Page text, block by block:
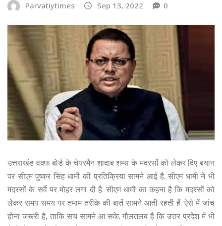
Parvatiytimes Sep 13, 2022 0
उत्तराखंड वक्फ बोर्ड के चेयरमैन शादाब शम्स के मदरसों को लेकर दिए बयान
पर सीएम पुष्कर सिंह धामी की प्रतिक्रिया सामने आई है. सीएम धामी ने भी
मदरसों के सर्वे पर मोहर लगा दी है. सीएम धामी का कहना है कि मदरसों को
लेकर समय समय पर तमाम तरीके की बातें सामने आती रहती हैं. ऐसे में जांच
होना जरूरी है, ताकि सच सामने आ सके. गौलतलब है कि उत्तर प्रदेश में भी